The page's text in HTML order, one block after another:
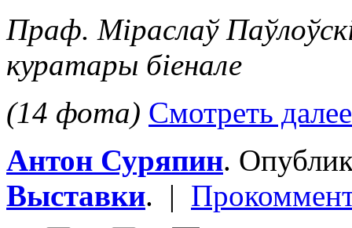
Праф. Міраслаў
куратары біенале
(14 фота) Смотреть
Антон Суряпин.
Выставки. |